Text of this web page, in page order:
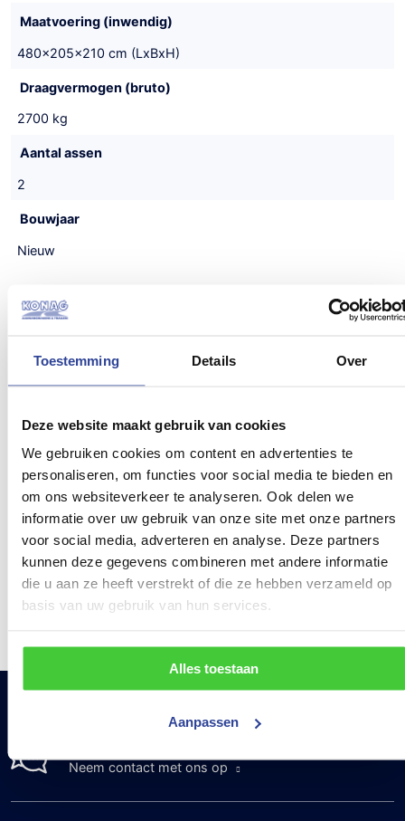
Toestemming Details Over
Deze website maakt gebruik van cookies
We gebruiken cookies om content en advertenties te
personaliseren, om functies voor social media te bieden en
om ons websiteverkeer te analyseren. Ook delen we
informatie over uw gebruik van onze site met onze partners
voor social media, adverteren en analyse. Deze partners
kunnen deze gegevens combineren met andere informatie
die u aan ze heeft verstrekt of die ze hebben verzameld op
basis van uw gebruik van hun services.
Alles toestaan
Aanpassen
Maatvoering (inwendig)
480x205x210 cm (LxBxH)
Draagvermogen (bruto)
2700 kg
Aantal assen
2
Bouwjaar
Nieuw
Alternatieven
Konag Maggi
kookwagen –
beursaanhangwagen
Prijs op aanvraag
Meer informatie
Konag
drankenwagen –
Bacardiwagen
400x210x230 cm
2700 kg
Prijs op aanvraag
Meer informatie
Neem contact met ons op